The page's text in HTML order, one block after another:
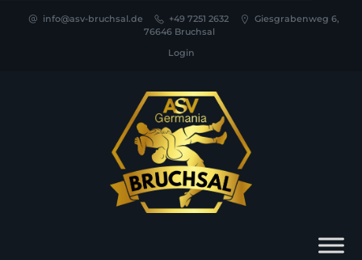
info@asv-bruchsal.de +49 7251 2632
Giesgrabenweg 6,
76646 Bruchsal
Login